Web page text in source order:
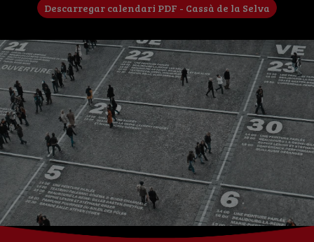
Descarregar calendari PDF - Cassà de la Selva